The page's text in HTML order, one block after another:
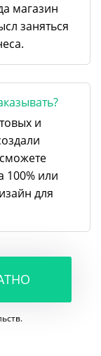
магазин
заняться
и
100% или
для